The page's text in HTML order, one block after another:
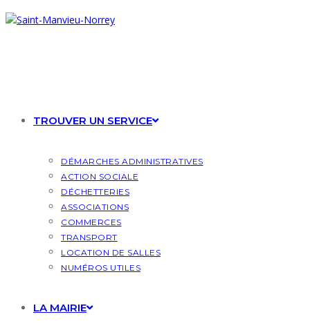
Skip
to
TROUVER UN SERVICE
DÉMARCHES ADMINISTRATIVES
ACTION SOCIALE
DÉCHETTERIES
ASSOCIATIONS
COMMERCES
TRANSPORT
LOCATION DE SALLES
NUMÉROS UTILES
LA MAIRIE